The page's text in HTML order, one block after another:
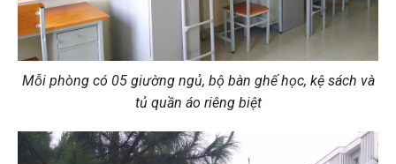
Mỗi phòng có 05 giường ngủ, bộ bàn ghế học, kệ sách và
tủ quần áo riêng biệt